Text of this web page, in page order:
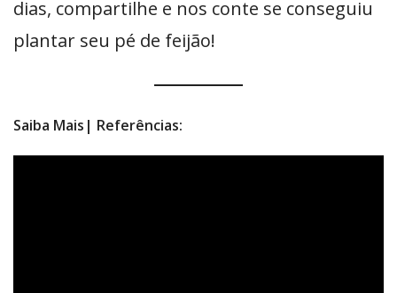
dias, compartilhe e nos conte se conseguiu
plantar seu pé de feijão!
Saiba Mais| Referências: